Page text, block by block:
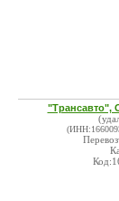
"Трансавто",